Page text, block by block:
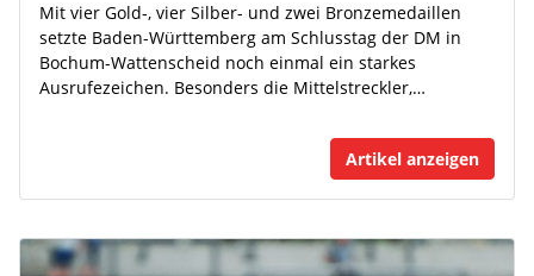
Mit vier Gold-, vier Silber- und zwei Bronzemedaillen
setzte Baden-Württemberg am Schlusstag der DM in
Bochum-Wattenscheid noch einmal ein starkes
Ausrufezeichen. Besonders die Mittelstreckler,…
Artikel anzeigen